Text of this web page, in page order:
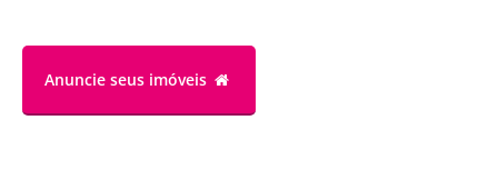
Anuncie seus imóveis